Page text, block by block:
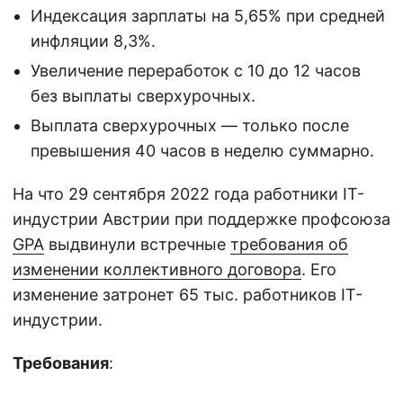
Индексация зарплаты на 5,65% при средней
инфляции 8,3%.
Увеличение переработок с 10 до 12 часов
без выплаты сверхурочных.
Выплата сверхурочных — только после
превышения 40 часов в неделю суммарно.
На что 29 сентября 2022 года работники IT-
индустрии Австрии при поддержке профсоюза
GPA выдвинули встречные требования об
изменении коллективного договора. Его
изменение затронет 65 тыс. работников IT-
индустрии.
Требования: